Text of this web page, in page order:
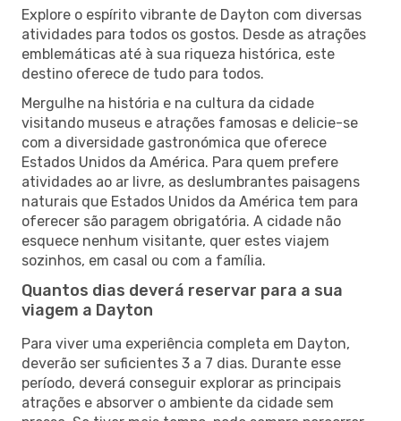
Explore o espírito vibrante de Dayton com diversas
atividades para todos os gostos. Desde as atrações
emblemáticas até à sua riqueza histórica, este
destino oferece de tudo para todos.
Mergulhe na história e na cultura da cidade
visitando museus e atrações famosas e delicie-se
com a diversidade gastronómica que oferece
Estados Unidos da América. Para quem prefere
atividades ao ar livre, as deslumbrantes paisagens
naturais que Estados Unidos da América tem para
oferecer são paragem obrigatória. A cidade não
esquece nenhum visitante, quer estes viajem
sozinhos, em casal ou com a família.
Quantos dias deverá reservar para a sua
viagem a Dayton
Para viver uma experiência completa em Dayton,
deverão ser suficientes 3 a 7 dias. Durante esse
período, deverá conseguir explorar as principais
atrações e absorver o ambiente da cidade sem